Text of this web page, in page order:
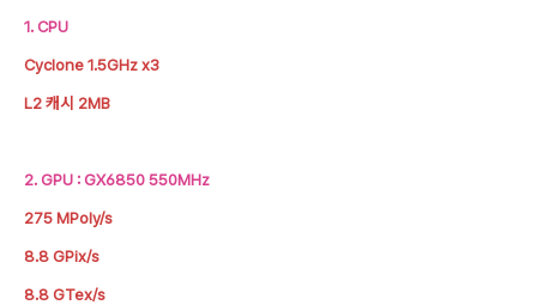
1. CPU
Cyclone 1.5GHz x3
L2 캐시 2MB
2. GPU : GX6850 550MHz
275 MPoly/s
8.8 GPix/s
8.8 GTex/s